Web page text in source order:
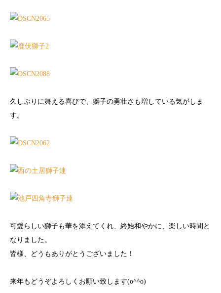
久しぶりに舞える喜びで、獅子の勇壮さも増している気がしま
す。
可愛らしい獅子も華を添えてくれ、終始和やかに、楽しい時間と
なりました。
皆様、どうもありがとうございました！
来年もどうぞよろしくお願い致します(o^^o)